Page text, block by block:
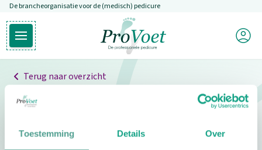
Toestemming Details Over
Overslaan en naar de inhoud gaan
De brancheorganisatie voor de (medisch) pedicure
Open hoofdmenu
Ga naar de homepagina
Mijn
Terug naar overzicht
Professionals
Pedicure niet gevonden